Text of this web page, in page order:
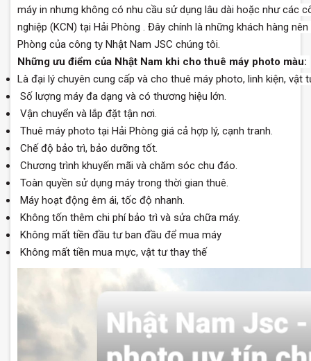
máy in nhưng không có nhu cầu sử dụng lâu dài hoặc như các
nghiệp (KCN) tại Hải Phòng . Đây chính là những khách hàng
Phòng của công ty Nhật Nam JSC chúng tôi.
Những ưu điểm của Nhật Nam khi cho thuê máy photo màu:
Là đại lý chuyên cung cấp và cho thuê máy photo, linh kiện, vật
Số lượng máy đa dạng và có thương hiệu lớn.
Vận chuyển và lắp đặt tận nơi.
Thuê máy photo tại Hải Phòng giá cả hợp lý, cạnh tranh.
Chế độ bảo trì, bảo dưỡng tốt.
Chương trình khuyến mãi và chăm sóc chu đáo.
Toàn quyền sử dụng máy trong thời gian thuê.
Máy hoạt động êm ái, tốc độ nhanh.
Không tốn thêm chi phí bảo trì và sửa chữa máy.
Không mất tiền đầu tư ban đầu để mua máy
Không mất tiền mua mực, vật tư thay thế